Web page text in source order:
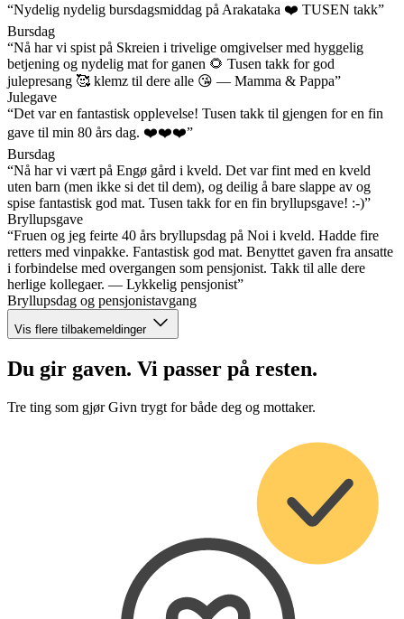
“Nydelig nydelig bursdagsmiddag på Arakataka ❤️ TUSEN takk”
Bursdag
“Nå har vi spist på Skreien i trivelige omgivelser med hyggelig
betjening og nydelig mat for ganen 🌻 Tusen takk for god
julepresang 🥰 klemz til dere alle 😘 — Mamma & Pappa”
Julegave
“Det var en fantastisk opplevelse! Tusen takk til gjengen for en fin
gave til min 80 års dag. ❤️❤️❤️”
Bursdag
“Nå har vi vært på Engø gård i kveld. Det var fint med en kveld
uten barn (men ikke si det til dem), og deilig å bare slappe av og
spise fantastisk god mat. Tusen takk for en fin bryllupsgave! :-)”
Bryllupsgave
“Fruen og jeg feirte 40 års bryllupsdag på Noi i kveld. Hadde fire
retters med vinpakke. Fantastisk god mat. Benyttet gaven fra ansatte
i forbindelse med overgangen som pensjonist. Takk til alle dere
herlige kollegaer. — Lykkelig pensjonist”
Bryllupsdag og pensjonistavgang
Vis flere tilbakemeldinger
Du gir gaven. Vi passer på resten.
Tre ting som gjør Givn trygt for både deg og mottaker.